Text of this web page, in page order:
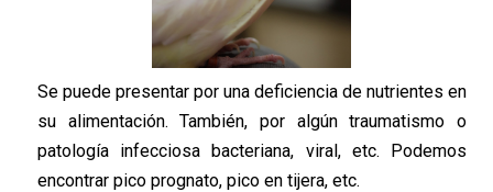
Se puede presentar por una deficiencia de nutrientes en
su alimentación. También, por algún traumatismo o
patología infecciosa bacteriana, viral, etc. Podemos
encontrar pico prognato, pico en tijera, etc.